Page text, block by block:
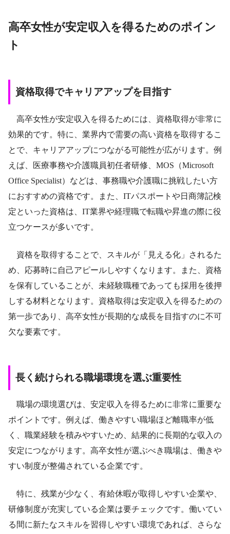
高卒女性が安定収入を得るためのポイン
ト
資格取得でキャリアアップを目指す
高卒女性が安定収入を得るためには、資格取得が非常に
効果的です。特に、業界内で需要の高い資格を取得するこ
とで、キャリアアップにつながる可能性が広がります。例
えば、医療事務や介護職員初任者研修、MOS（Microsoft
Office Specialist）などは、事務職や介護職に挑戦したい方
におすすめの資格です。また、ITパスポートや日商簿記検
定といった資格は、IT業界や経理職で転職や昇進の際に役
立つケースが多いです。
資格を取得することで、スキルが「見える化」されるた
め、応募時に自己アピールしやすくなります。また、資格
を保有していることが、未経験職種であっても採用を後押
しする材料となります。資格取得は安定収入を得るための
第一歩であり、高卒女性が長期的な成長を目指すのに不可
欠な要素です。
長く続けられる職場環境を選ぶ重要性
職場の環境選びは、安定収入を得るために非常に重要な
ポイントです。例えば、働きやすい職場ほど離職率が低
く、職業経験を積みやすいため、結果的に長期的な収入の
安定につながります。高卒女性が選ぶべき職場は、働きや
すい制度が整備されている企業です。
特に、残業が少なく、有給休暇が取得しやすい企業や、
研修制度が充実している企業は要チェックです。働いてい
る間に新たなスキルを習得しやすい環境であれば、さらな